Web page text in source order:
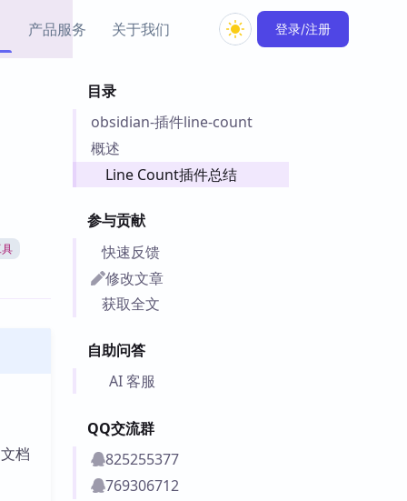
产品服务
出品的闪念笔记
Obsidian 教程
关于我们 登录/注册
目录
obsidian-插件line-count
概述
Line Count插件总结
参与贡献
快速反馈
修改文章
获取全文
自助问答
AI 客服
QQ交流群
825255377
769306712
档